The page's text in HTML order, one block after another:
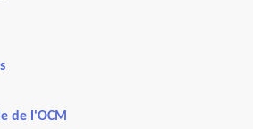
de l'OCM